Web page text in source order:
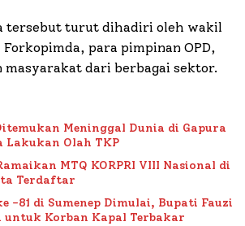
tersebut turut dihadiri oleh wakil
para pimpinan OPD,
dari berbagai sektor.
Meninggal Dunia di Gapura
Lakukan Olah TKP
MTQ KORPRI VIII Nasional di
Terdaftar
-81 di Sumenep Dimulai, Bupati Fauzi
untuk Korban Kapal Terbakar